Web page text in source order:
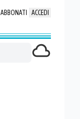
ABBONATI ACCEDI